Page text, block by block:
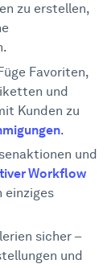
zu erstellen,
Favoriten,
und
Kunden zu
.
und
Workflow
einziges
sicher –
und